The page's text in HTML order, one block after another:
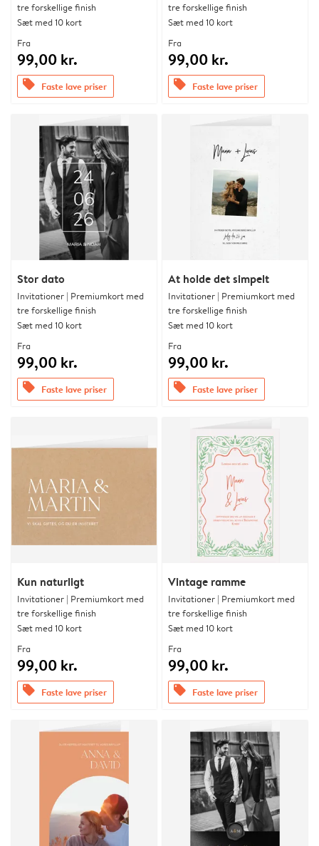
tre forskellige finish
Sæt med 10 kort
Fra
99,00 kr.
offers Faste lave priser
tre forskellige finish
Sæt med 10 kort
Fra
99,00 kr.
offers Faste lave priser
Stor dato
Invitationer | Premiumkort med
tre forskellige finish
Sæt med 10 kort
Fra
99,00 kr.
offers Faste lave priser
At holde det simpelt
Invitationer | Premiumkort med
tre forskellige finish
Sæt med 10 kort
Fra
99,00 kr.
offers Faste lave priser
Kun naturligt
Invitationer | Premiumkort med
tre forskellige finish
Sæt med 10 kort
Fra
99,00 kr.
offers Faste lave priser
Vintage ramme
Invitationer | Premiumkort med
tre forskellige finish
Sæt med 10 kort
Fra
99,00 kr.
offers Faste lave priser